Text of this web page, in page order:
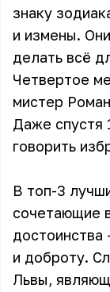
знаку
и измены.
делать всё
Четвертое
мистер
Даже спустя
говорить
В топ-3
сочетающие
достоинства
и доброту.
Львы,